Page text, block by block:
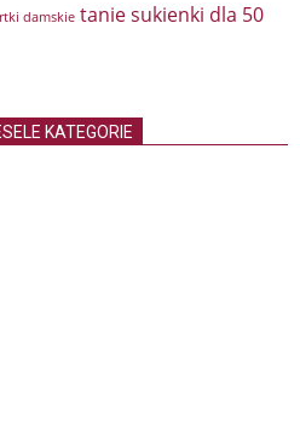
damskie tanie sukienki dla 50
KATEGORIE